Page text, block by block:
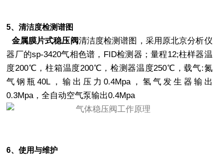
5、清洁度检测谱图
金属膜片式稳压阀清洁度检测谱图，采用原北京分析仪
器厂的sp-3420气相色谱，FID检测器；量程12;柱样器温
度200℃，柱箱温度200℃，检测器温度250℃，载气:氮
气钢瓶40L，输出压力0.4Mpa，氢气发生器输出
0.3Mpa，全自动空气泵输出0.4Mpa
6、使用与维护